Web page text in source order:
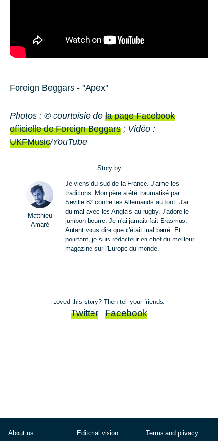
Foreign Beggars - "Apex"
Photos : © courtoisie de la page Facebook
officielle de Foreign Beggars ; Vidéo :
UKFMusic/YouTube
Story by
Matthieu
Amaré
Je viens du sud de la France. J'aime les
traditions. Mon père a été traumatisé par
Séville 82 contre les Allemands au foot. J'ai
du mal avec les Anglais au rugby. J'adore le
jambon-beurre. Je n'ai jamais fait Erasmus.
Autant vous dire que c'était mal barré. Et
pourtant, je suis rédacteur en chef du meilleur
magazine sur l'Europe du monde.
Loved this story? Then tell your friends:
Twitter Facebook
About us Editorial vision Terms and privacy